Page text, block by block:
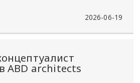
2026-06-19
ABD architects